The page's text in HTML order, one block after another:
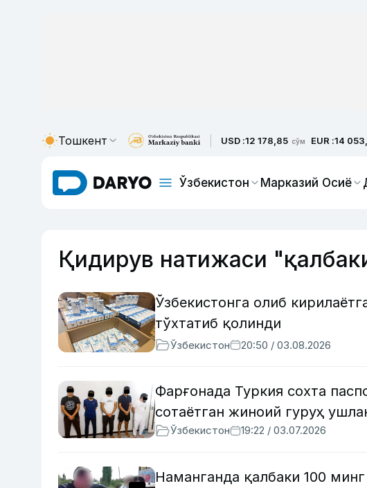
Тошкент USD :12 178,85 сўм EUR :14
Ўзбекистон Марказий Осиё
Қидирув натижаси
Ўзбекистонга олиб
тўхтатиб қолинди
Ўзбекистон 20:50 / 03.08.2026
Фарғонада Туркия сохта
сотаётган жиноий гуруҳ
Ўзбекистон 19:22 / 03.07.2026
Наманганда қалбаки 100